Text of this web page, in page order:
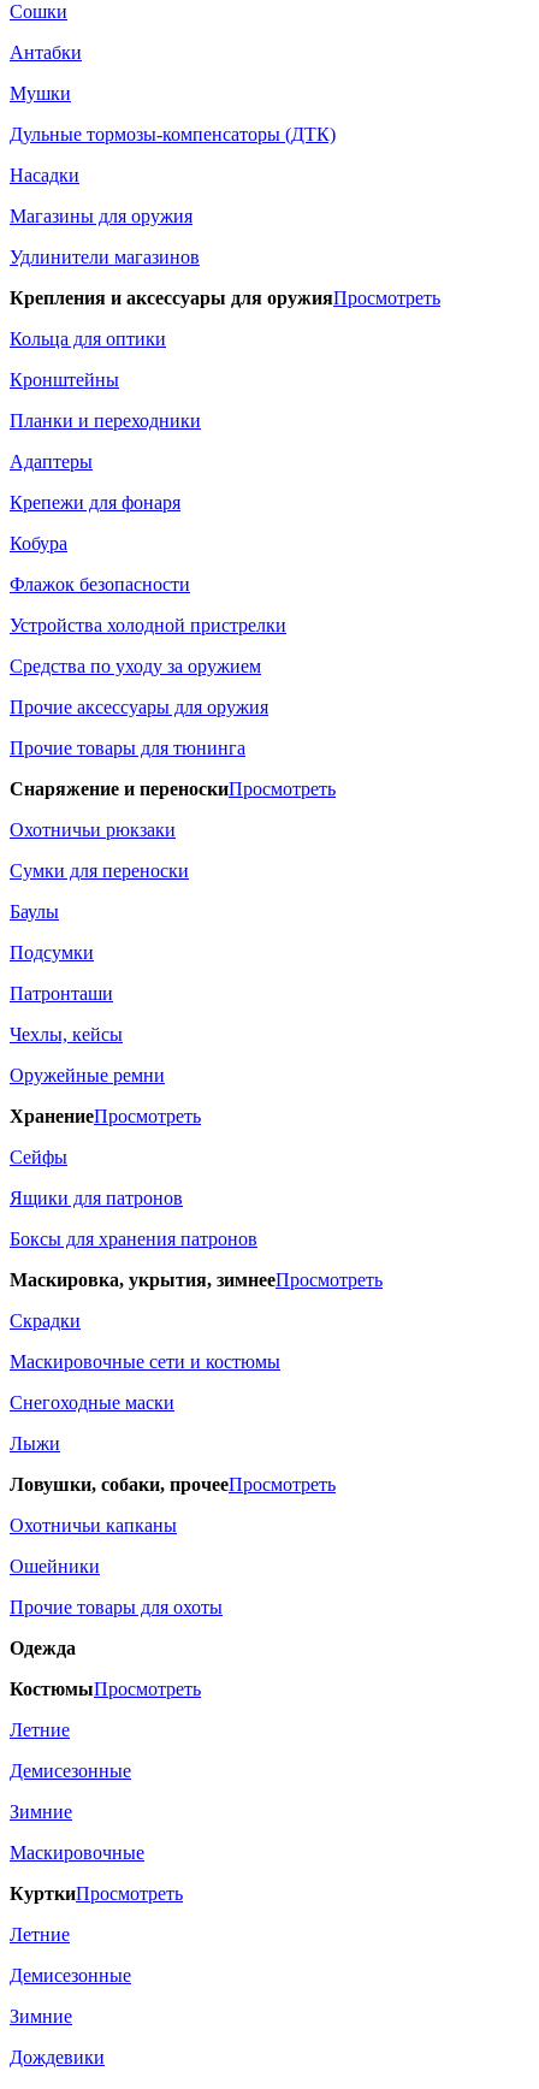
Сошки
Антабки
Мушки
Дульные тормозы-компенсаторы (ДТК)
Насадки
Магазины для оружия
Удлинители магазинов
Крепления и аксессуары для оружияПросмотреть
Кольца для оптики
Кронштейны
Планки и переходники
Адаптеры
Крепежи для фонаря
Кобура
Флажок безопасности
Устройства холодной пристрелки
Средства по уходу за оружием
Прочие аксессуары для оружия
Прочие товары для тюнинга
Снаряжение и переноскиПросмотреть
Охотничьи рюкзаки
Сумки для переноски
Баулы
Подсумки
Патронташи
Чехлы, кейсы
Оружейные ремни
ХранениеПросмотреть
Сейфы
Ящики для патронов
Боксы для хранения патронов
Маскировка, укрытия, зимнееПросмотреть
Скрадки
Маскировочные сети и костюмы
Снегоходные маски
Лыжи
Ловушки, собаки, прочееПросмотреть
Охотничьи капканы
Ошейники
Прочие товары для охоты
Одежда
КостюмыПросмотреть
Летние
Демисезонные
Зимние
Маскировочные
КурткиПросмотреть
Летние
Демисезонные
Зимние
Дождевики